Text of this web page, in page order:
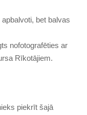
bet balvas
nofotografēties ar
Rīkotājiem.
piekrīt šajā